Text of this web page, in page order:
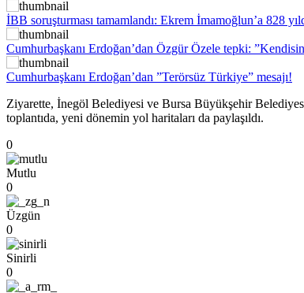
İBB soruşturması tamamlandı: Ekrem İmamoğlun’a 828
Cumhurbaşkanı Erdoğan’dan Özgür Özele tepki:
Cumhurbaşkanı Erdoğan’dan ”Terörsüz Türkiye” mesajı!
Ziyarette, İnegöl Belediyesi ve Bursa Büyükşehir
toplantıda, yeni dönemin yol haritaları da paylaşıldı.
0
Mutlu
0
Üzgün
0
Sinirli
0